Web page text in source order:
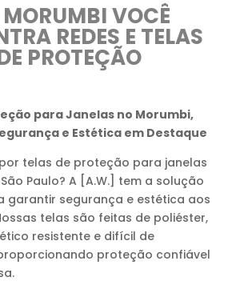
VOCÊ
REDES E TELAS
PROTEÇÃO
para Janelas no Morumbi,
e Estética em Destaque
telas de proteção para janelas
Paulo? A [A.W.] tem a solução
garantir segurança e estética aos
telas são feitas de poliéster,
resistente e difícil de
proteção confiável